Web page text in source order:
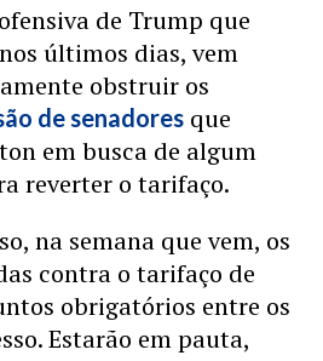
de Trump que
últimos dias, vem
obstruir os
de senadores que
em busca de algum
reverter o tarifaço.
na semana que vem, os
contra o tarifaço de
obrigatórios entre os
Estarão em pauta,